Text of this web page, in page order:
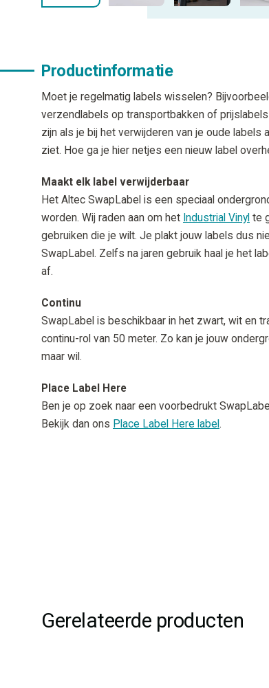
Productinformatie
Moet je regelmatig labels wisselen?
verzendlabels op transportbakken of
zijn als je bij het verwijderen van je oude labels
ziet. Hoe ga je hier netjes een nieuw label
Maakt elk label verwijderbaar
Het Altec SwapLabel is een speciaal
worden. Wij raden aan om het Industrial Vinyl te
gebruiken die je wilt. Je plakt jouw labels dus
SwapLabel. Zelfs na jaren gebruik haal je het
af.
Continu
SwapLabel is beschikbaar in het zwart, wit en
continu-rol van 50 meter. Zo kan je jouw
maar wil.
Place Label Here
Ben je op zoek naar een voorbedrukt
Bekijk dan ons Place Label Here label .
Gerelateerde producten